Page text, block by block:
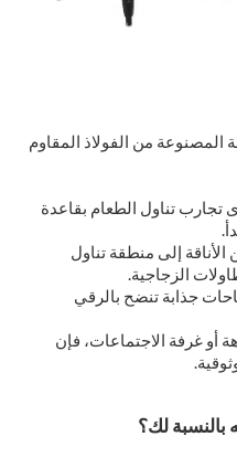
المصنوعة من الفولاذ المقاوم
تجارب تناول الطعام بقاعدة
إلى منطقة تناول
الزجاجية.
جذابة تنضح بالرقي
أو غرفة الاجتماعات، فإن
بالنسبة لك؟